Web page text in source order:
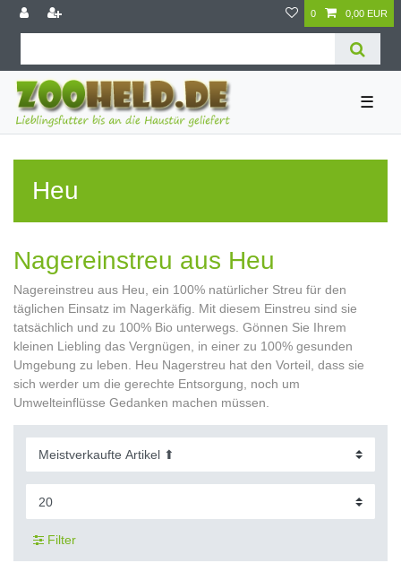
0 0,00 EUR
☰
Heu
Nagereinstreu aus Heu
Nagereinstreu aus Heu, ein 100% natürlicher Streu für den
täglichen Einsatz im Nagerkäfig. Mit diesem Einstreu sind sie
tatsächlich und zu 100% Bio unterwegs. Gönnen Sie Ihrem
kleinen Liebling das Vergnügen, in einer zu 100% gesunden
Umgebung zu leben. Heu Nagerstreu hat den Vorteil, dass sie
sich werder um die gerechte Entsorgung, noch um
Umwelteinflüsse Gedanken machen müssen.
Filter